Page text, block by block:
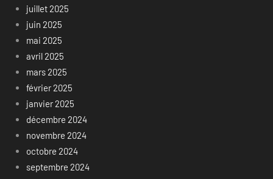
juillet 2025
juin 2025
mai 2025
avril 2025
mars 2025
février 2025
janvier 2025
décembre 2024
novembre 2024
octobre 2024
septembre 2024